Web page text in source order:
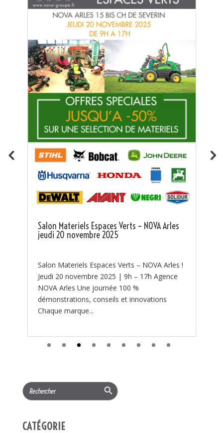
Kit protection incendie groupe incendie
Tsurumi
🔥 NOUVEAUTÉ – Kit de Protection Incendie
Tsurumi disponible chez NOVA ! 🔥 🔥 La lutte
bonne préparation. 🔥 Chaque été, les...
Actualités
Services(11)